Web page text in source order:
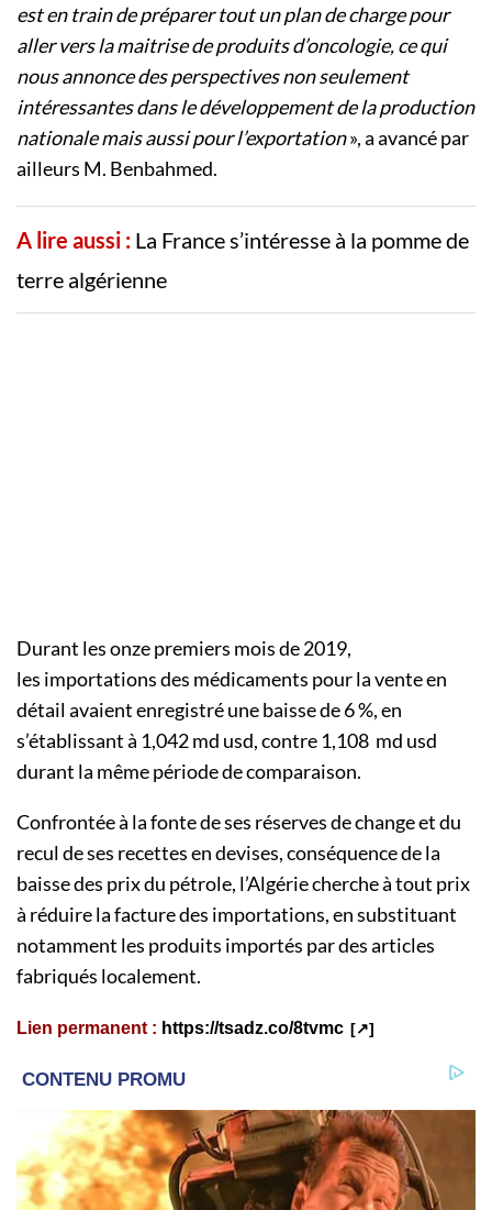
est en train de préparer tout un plan de charge pour
aller vers la maitrise de produits d’oncologie, ce qui
nous annonce des perspectives non seulement
intéressantes dans le développement de la production
nationale mais aussi pour l’exportation», a avancé par
ailleurs M. Benbahmed.
A lire aussi : La France s’intéresse à la pomme de
terre algérienne
Durant les onze premiers mois de 2019,
les importations des médicaments pour la vente en
détail avaient enregistré une baisse de 6 %, en
s’établissant à 1,042 md usd, contre 1,108 md usd
durant la même période de comparaison.
Confrontée à la fonte de ses réserves de change et du
recul de ses recettes en devises, conséquence de la
baisse des prix du pétrole, l’Algérie cherche à tout prix
à réduire la facture des importations, en substituant
notamment les produits importés par des articles
fabriqués localement.
Lien permanent : https://tsadz.co/8tvmc